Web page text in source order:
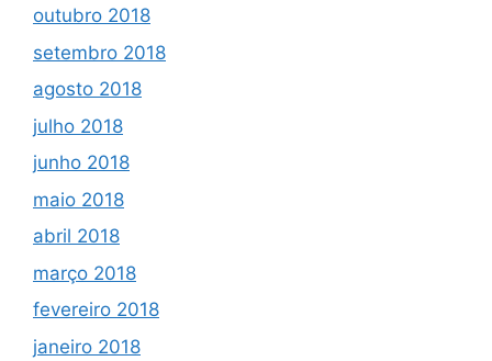
outubro 2018
setembro 2018
agosto 2018
julho 2018
junho 2018
maio 2018
abril 2018
março 2018
fevereiro 2018
janeiro 2018